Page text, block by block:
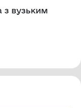
з вузьким